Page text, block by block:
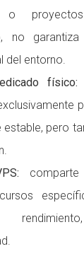
o
no
del entorno.
físico:
estable, pero